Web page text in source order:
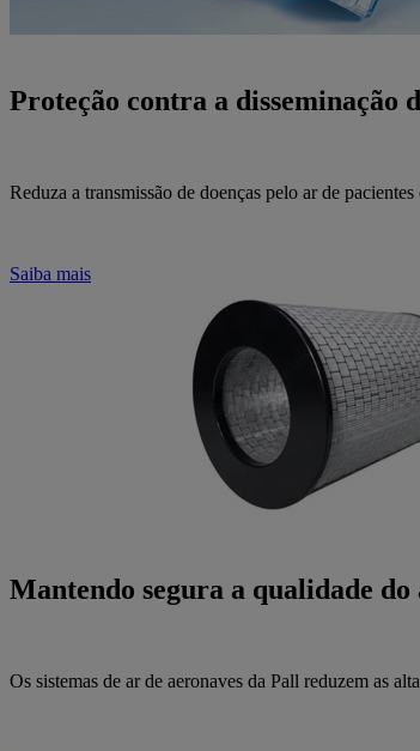
Proteção contra a disseminação
Reduza a transmissão de doenças pelo ar de
Saiba mais
Mantendo segura a qualidade do
Os sistemas de ar de aeronaves da Pall reduzem as